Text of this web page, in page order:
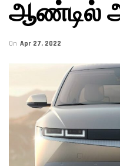
ஆண்டில்
On Apr 27, 2022